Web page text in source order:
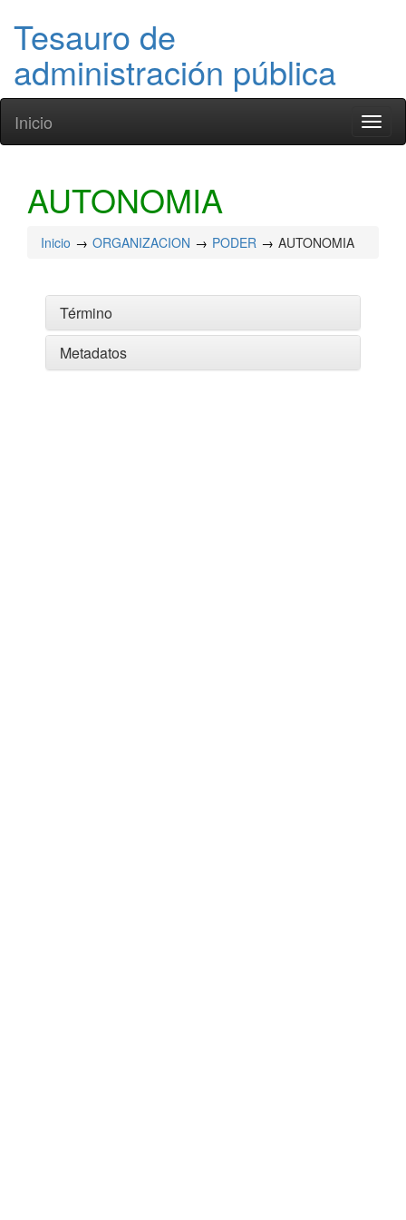
Tesauro de
administración pública
Inicio
AUTONOMIA
Inicio ORGANIZACION PODER AUTONOMIA
Término
Metadatos